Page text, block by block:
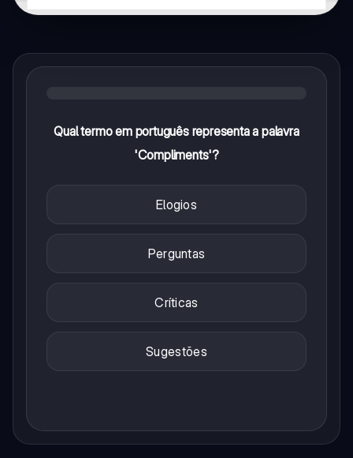
Qual termo em português representa a palavra
'Compliments'?
Elogios
Perguntas
Críticas
Sugestões